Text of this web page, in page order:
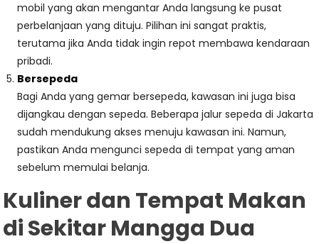
mobil yang akan mengantar Anda langsung ke pusat
perbelanjaan yang dituju. Pilihan ini sangat praktis,
terutama jika Anda tidak ingin repot membawa kendaraan
pribadi.
Bersepeda
Bagi Anda yang gemar bersepeda, kawasan ini juga bisa
dijangkau dengan sepeda. Beberapa jalur sepeda di Jakarta
sudah mendukung akses menuju kawasan ini. Namun,
pastikan Anda mengunci sepeda di tempat yang aman
sebelum memulai belanja.
Kuliner dan Tempat Makan
di Sekitar Mangga Dua